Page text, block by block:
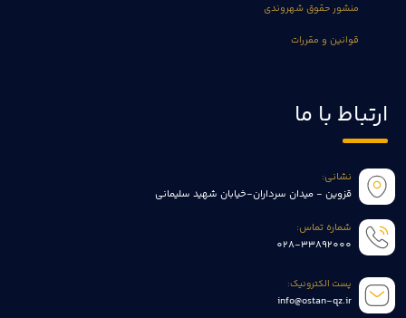
منشور حقوق شهروندی
قوانین و مقررات
ارتباط با ما
نشانی:
قزوین - میدان سرداران-خیابان شهید سلیمانی
شماره تماس:
028-33892000
پست الکترونیک:
info@ostan-qz.ir